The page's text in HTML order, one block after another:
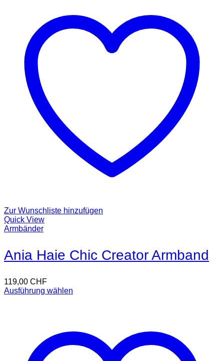
Zur Wunschliste hinzufügen
Quick View
Armbänder
Ania Haie Chic Creator Armband
119,00 CHF
Ausführung wählen